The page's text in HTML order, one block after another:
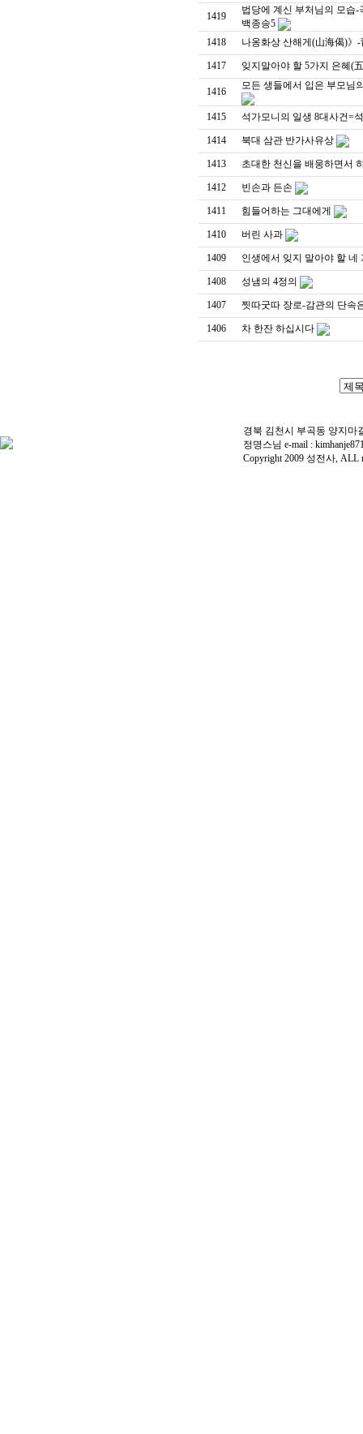
1419
법당에 계신 부처님의 모습
백종송5
1418
나옹화상 산해게(山海偈)》
1417 잊지말아야 할 5가지 은혜(
1416
모든 생들에서 입은 부모님
1415 석가모니의 일생 8대사건=
1414 북대 삼관 반가사유상
1413 초대한 천신을 배웅하면서
1412 빈손과 든손
1411 힘들어하는 그대에게
1410 버린 사과
1409 인생에서 잊지 말아야 할 네
1408 성냄의 4정의
1407 찟따굿따 장로-감관의 단속
1406 차 한잔 하십시다
경북 김천시 부곡동 양지마
정명스님 e-mail :
Copyright 2009 성전사, ALL